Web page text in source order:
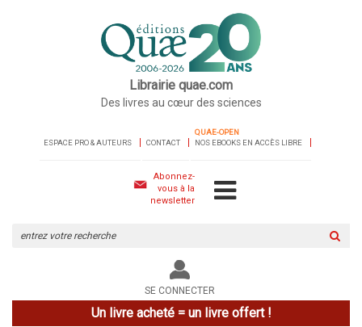
Librairie quae.com
Des livres au cœur des sciences
ESPACE PRO & AUTEURS CONTACT
QUAE-OPEN
NOS EBOOKS EN ACCÈS LIBRE
Abonnez-
vous à la
newsletter
le
site
SE CONNECTER
Un livre acheté = un livre offert !